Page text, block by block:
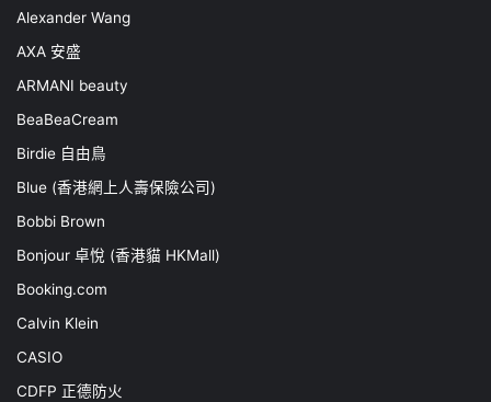
Alexander Wang
AXA 安盛
ARMANI beauty
BeaBeaCream
Birdie 自由鳥
Blue (香港網上人壽保險公司)
Bobbi Brown
Bonjour 卓悅 (香港貓 HKMall)
Booking.com
Calvin Klein
CASIO
CDFP 正德防火